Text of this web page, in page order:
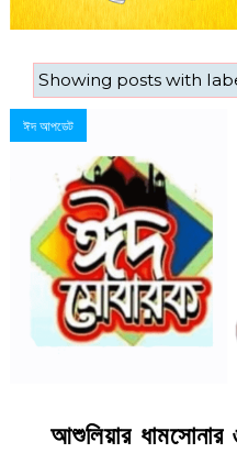
Showing posts with
ঈদ আপডেট
আশুলিয়ার ধামসোনার